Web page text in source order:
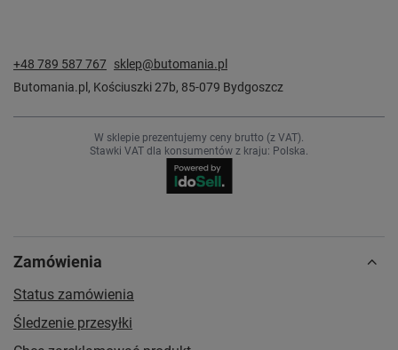
+48 789 587 767 sklep@butomania.pl
Butomania.pl , Kościuszki 27b, 85-079 Bydgoszcz
W sklepie prezentujemy ceny brutto (z VAT).
Stawki VAT dla konsumentów z kraju: Polska.
Zamówienia
Status zamówienia
Śledzenie przesyłki